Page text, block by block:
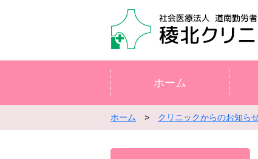
ホーム
ホーム > クリニックからのお知ら